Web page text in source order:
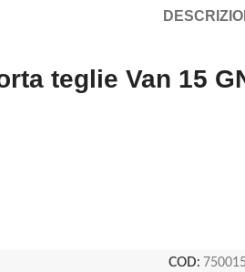
teglie Van 15
COD: